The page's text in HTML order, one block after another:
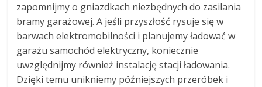
zapomnijmy o gniazdkach niezbędnych do zasilania
bramy garażowej. A jeśli przyszłość rysuje się w
barwach elektromobilności i planujemy ładować w
garażu samochód elektryczny, koniecznie
uwzględnijmy również instalację stacji ładowania.
Dzięki temu unikniemy późniejszych przeróbek i